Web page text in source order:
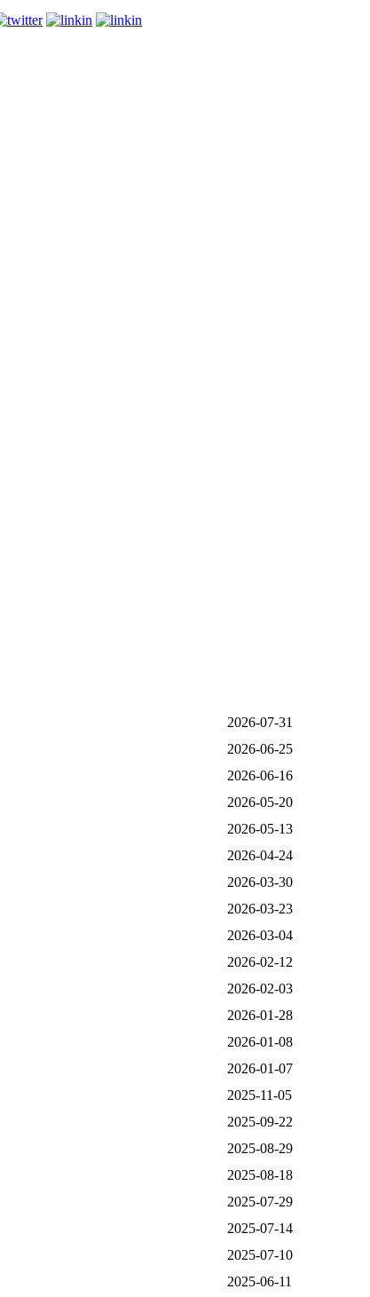
2026-07-31
2026-06-25
2026-06-16
2026-05-20
2026-05-13
2026-04-24
2026-03-30
2026-03-23
2026-03-04
2026-02-12
2026-02-03
2026-01-28
2026-01-08
2026-01-07
2025-11-05
2025-09-22
2025-08-29
2025-08-18
2025-07-29
2025-07-14
2025-07-10
2025-06-11